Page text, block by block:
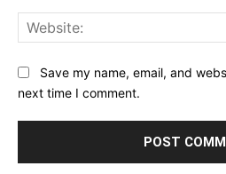
Save my name, email, and
next time I comment.